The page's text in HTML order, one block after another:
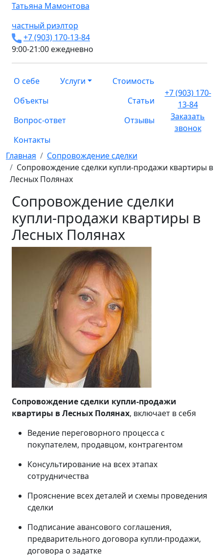
Татьяна Мамонтова
частный риэлтор
+7 (903) 170-13-84
9:00-21:00 ежедневно
О себе Услуги
Стоимость
Объекты
Статьи
Вопрос-ответ
Отзывы
Контакты
+7 (903) 170-
13-84
Заказать
звонок
Главная
Сопровождение сделки
Сопровождение сделки купли-продажи квартиры в
Лесных Полянах
Сопровождение сделки
купли-продажи квартиры в
Лесных Полянах
Сопровождение сделки купли-продажи
квартиры в Лесных Полянах, включает в себя
Ведение переговорного процесса с
покупателем, продавцом, контрагентом
Консультирование на всех этапах
сотрудничества
Прояснение всех деталей и схемы проведения
сделки
Подписание авансового соглашения,
предварительного договора купли-продажи,
договора о задатке